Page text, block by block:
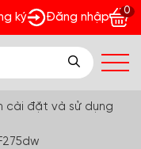
Sang chi tiết tại
ký Đăng nhập
0
cài đặt và sử dụng